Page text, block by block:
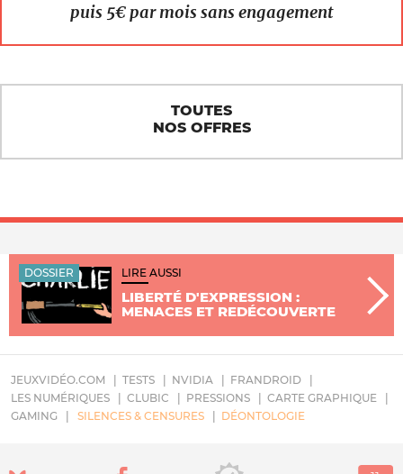
puis 5€ par mois sans engagement
TOUTES
NOS OFFRES
DOSSIER LIRE AUSSI
LIBERTÉ D'EXPRESSION :
MENACES ET REDÉCOUVERTE
JEUXVIDÉO.COM TESTS NVIDIA
FRANDROID
LES NUMÉRIQUES
CLUBIC PRESSIONS
CARTE GRAPHIQUE
GAMING
SILENCES & CENSURES DÉONTOLOGIE